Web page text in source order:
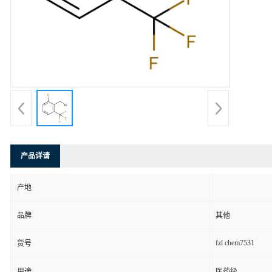
产品详请
产地
品牌 其他
货号 fzl chem7531